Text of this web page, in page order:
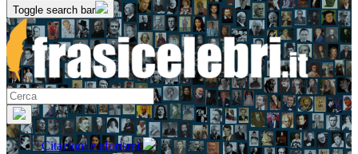
Toggle search bar
Citazioni e aforismi